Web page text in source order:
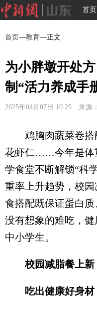
首页
首页—教育—正文
为小胖墩开处
制“活力养成手
2025年04月07日 10:25 来源
鸡胸肉蔬菜卷搭
花虾仁……今年是体
学食堂不断解锁“科
重率上升趋势，校
食搭配既保证蛋白
没有想象的难吃，
中小学生。
校园减脂餐上新
吃出健康好身材